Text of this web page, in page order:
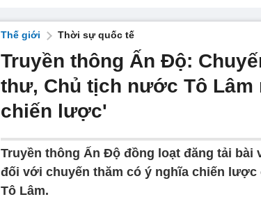
Thế giới Thời sự quốc tế
Truyền thông Ấn Độ:
thư, Chủ tịch nước Tô Lâm
chiến lược'
Truyền thông Ấn Độ đồng loạt đăng tải bài
đối với chuyến thăm có ý nghĩa chiến
Tô Lâm.